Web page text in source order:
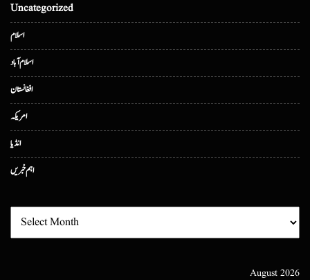
Uncategorized
اسلام
اسلام آباد
افغانستان
امریکہ
انڈیا
اہم خبریں
August 2026